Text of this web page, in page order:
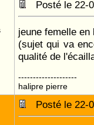
Posté le 22-
jeune femelle en
(sujet qui va
qualité de
--------------------
halipre pierre
Posté le 22-